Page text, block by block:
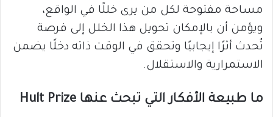
مساحة مفتوحة لكل من يرى خللًا في الواقع،
ويؤمن أن بالإمكان تحويل هذا الخلل إلى فرصة
تُحدث أثرًا إيجابيًا وتحقق في الوقت ذاته دخلًا يضمن
الاستمرارية والاستقلال.
ما طبيعة الأفكار التي تبحث عنها Hult Prize